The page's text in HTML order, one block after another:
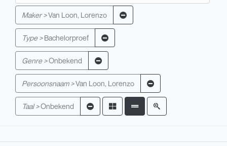
Maker >Van Loon, Lorenzo
Type > Bachelorproef
Genre >Onbekend
Persoonsnaam >Van Loon, Lorenzo
Taal >Onbekend